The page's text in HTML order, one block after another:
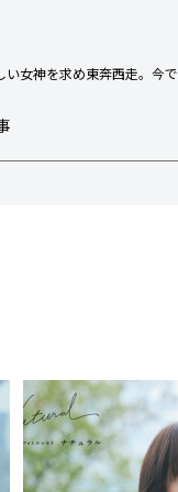
い女神を求め東奔西走。今